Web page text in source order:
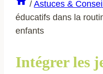
/ Astuces &
éducatifs dans la
enfants
Intégrer les